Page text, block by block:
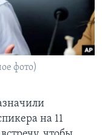
фото)
на 11